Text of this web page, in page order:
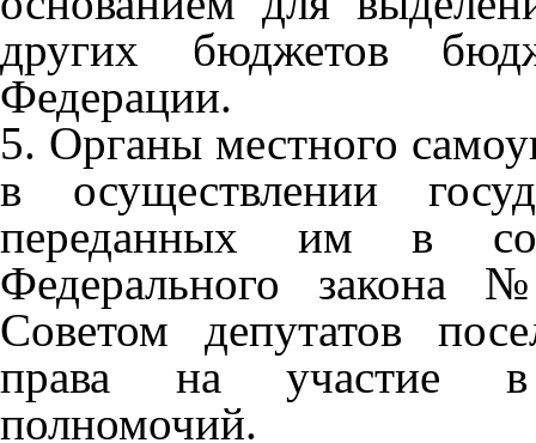
других бюджетов
Федерации.
5. Органы местного
в осуществлении
переданных им в
Федерального закона
Советом депутатов
права на участие в
полномочий.